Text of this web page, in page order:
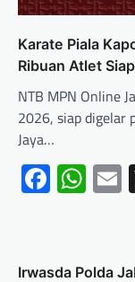
Karate Piala
Ribuan Atlet
NTB MPN Online
2026, siap digelar
Jaya…
Irwasda Polda